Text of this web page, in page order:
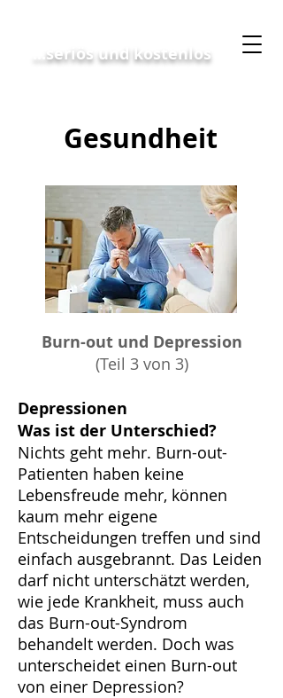
...seriös und kostenlos
Gesundheit
Burn-out und Depression
(Teil 3 von 3)
Depressionen
Was ist der Unterschied?
Nichts geht mehr. Burn-out-
Patienten haben keine
Lebensfreude mehr, können
kaum mehr eigene
Entscheidungen treffen und sind
einfach ausgebrannt. Das Leiden
darf nicht unterschätzt werden,
wie jede Krankheit, muss auch
das Burn-out-Syndrom
behandelt werden. Doch was
unterscheidet einen Burn-out
von einer Depression?